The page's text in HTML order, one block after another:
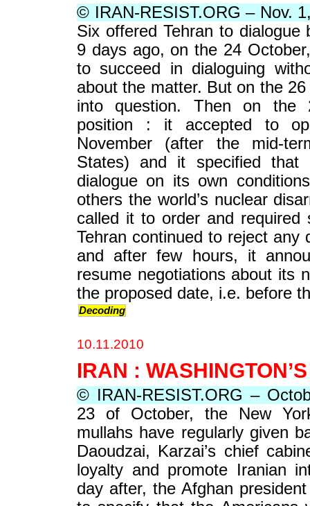
© IRAN-RESIST.ORG – Nov.
Six offered Tehran to
9 days ago, on the 24
to succeed in dialoguing
about the matter. But on the
into question. Then on the
position : it accepted to
November (after the mid-
States) and it specified
dialogue on its own
others the world’s nuclear
called it to order and required
Tehran continued to reject any
and after few hours, it
resume negotiations about its
the proposed date, i.e. before
Decoding
10.11.2010
IRAN :
© IRAN-RESIST.ORG –
23 of October, the New
mullahs have regularly given
Daoudzai, Karzai’s chief
loyalty and promote Iranian
day after, the Afghan